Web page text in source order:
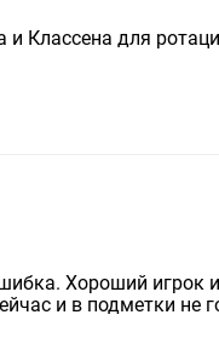
Классена для
Хороший игрок
и в подметки не